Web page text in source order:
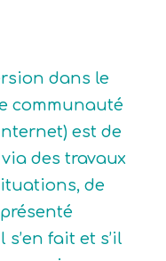
dans le
communauté
est de
des travaux
de
s’en fait et s’il